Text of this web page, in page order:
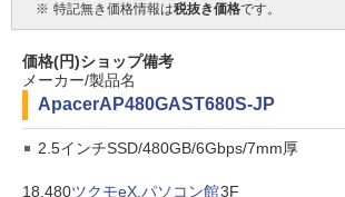
※ 特記無き価格情報は税抜き価格です。
価格(円)ショップ備考
メーカー/製品名
ApacerAP480GAST680S-JP
2.5インチSSD/480GB/6Gbps/7mm厚
18,480ツクモeX.パソコン館3F